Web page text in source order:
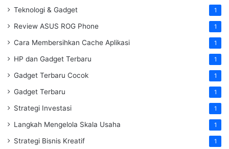
Teknologi & Gadget 1
Review ASUS ROG Phone 1
Cara Membersihkan Cache Aplikasi 1
HP dan Gadget Terbaru 1
Gadget Terbaru Cocok 1
Gadget Terbaru 1
Strategi Investasi 1
Langkah Mengelola Skala Usaha 1
Strategi Bisnis Kreatif 1